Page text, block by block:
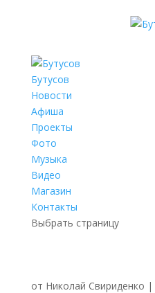
Бутусов
Новости
Афиша
Проекты
Фото
Музыка
Видео
Магазин
Контакты
Выбрать страницу
от Николай Свириденко |